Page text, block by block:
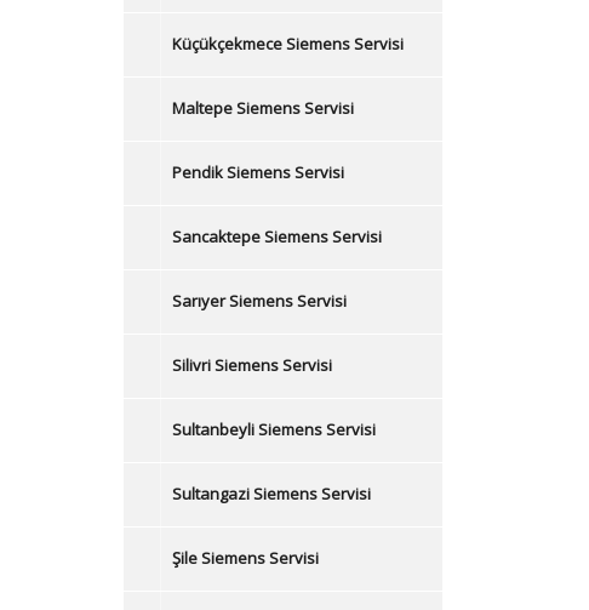
Küçükçekmece Siemens Servisi
Maltepe Siemens Servisi
Pendik Siemens Servisi
Sancaktepe Siemens Servisi
Sarıyer Siemens Servisi
Silivri Siemens Servisi
Sultanbeyli Siemens Servisi
Sultangazi Siemens Servisi
Şile Siemens Servisi